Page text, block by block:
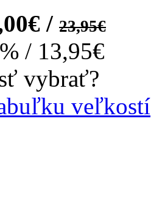
/ 23,95€
/ 13,95€
vybrať?
veľkostí